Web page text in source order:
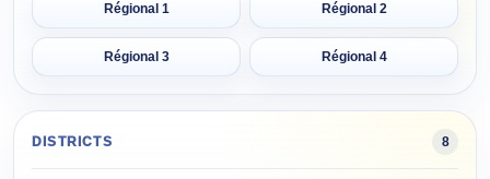
Régional 1 Régional 2
Régional 3 Régional 4
DISTRICTS 8